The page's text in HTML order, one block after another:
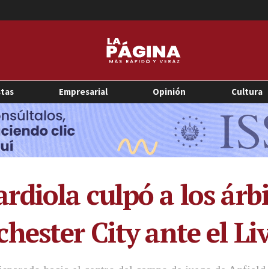
Empresarial Opinión Cultura
culpó a los
City ante el